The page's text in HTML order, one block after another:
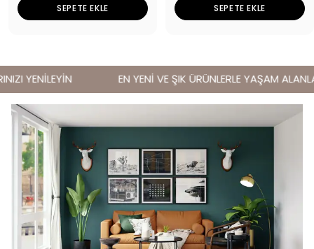
SEPETE EKLE SEPETE EKLE
YENİLEYİN EN YENİ VE ŞIK ÜRÜNLERLE YAŞAM